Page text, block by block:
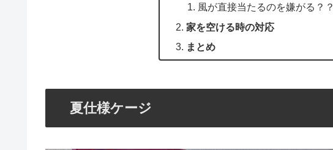
風が直接当たるのを嫌がる？？
家を空ける時の対応
まとめ
夏仕様ケージ